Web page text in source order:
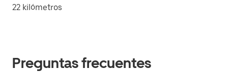
22 kilómetros
Preguntas frecuentes